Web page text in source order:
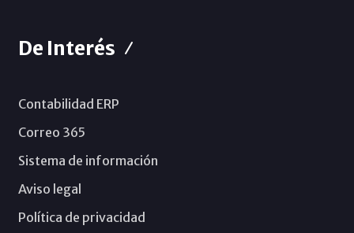
De Interés
Contabilidad ERP
Correo 365
Sistema de información
Aviso legal
Política de privacidad